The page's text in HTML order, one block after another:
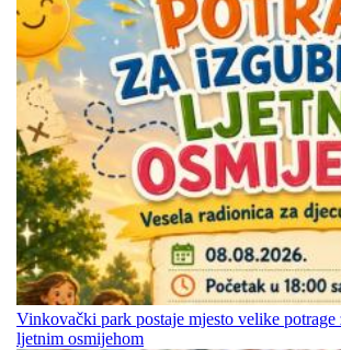
Vinkovački park postaje mjesto velike
ljetnim osmijehom